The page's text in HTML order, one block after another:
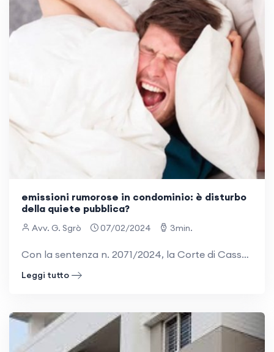
emissioni rumorose in condominio: è disturbo
della quiete pubblica?
Avv. G. Sgrò 07/02/2024 3min.
Con la sentenza n. 2071/2024, la Corte di Cassazione, pronunciandosi in tema di rumori molesti in condominio, ha precisato in quali casi ciò configura il reato di disturbo della quiete pubblica. IL CASO Il Tribunale condannava Sempronio e Mevia alla
Leggi tutto